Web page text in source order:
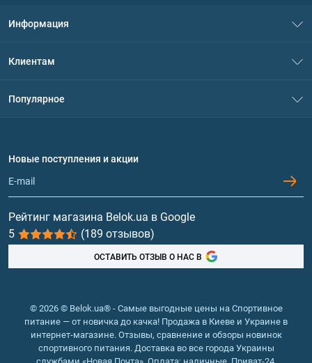
Информация
Политика конфиденциальности
Обмен и возврат
Клиентам
Популярное
Протеин
Гейнеры
Витамины и минералы
Рыбий жир, жирные кислоты
Новые поступления и акции
Рейтинг магазина Belok.ua в Google
5
(189 отзывов)
ОСТАВИТЬ ОТЗЫВ О НАС В
© 2026 © Belok.ua® - Самые выгодные цены на Спортивное
питание — от новичка до качка! Продажа в Киеве и Украине в
интернет-магазине. Отзывы, сравнение и обзоры новинок
спортивного питания. Доставка во все города Украины